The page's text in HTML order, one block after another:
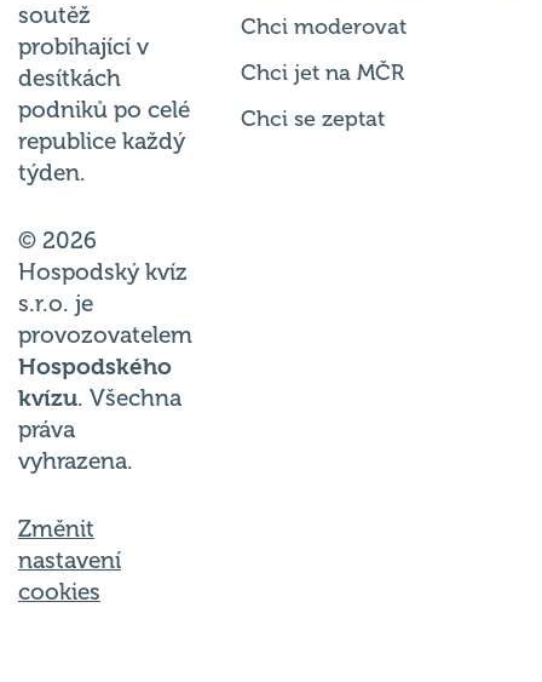
soutěž
probíhající v
desítkách
podniků po celé
republice každý
týden.
© 2026
Hospodský kvíz
s.r.o. je
provozovatelem
Hospodského
kvízu. Všechna
práva
vyhrazena.
Změnit
nastavení
cookies
Chci moderovat
Chci jet na MČR
Chci se zeptat